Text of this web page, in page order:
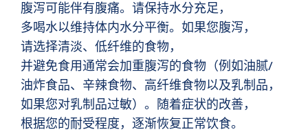
腹泻可能伴有腹痛。请保持水分充足，
多喝水以维持体内水分平衡。如果您腹泻，
请选择清淡、低纤维的食物，
并避免食用通常会加重腹泻的食物（例如油腻/
油炸食品、辛辣食物、高纤维食物以及乳制品，
如果您对乳制品过敏）。随着症状的改善，
根据您的耐受程度，逐渐恢复正常饮食。